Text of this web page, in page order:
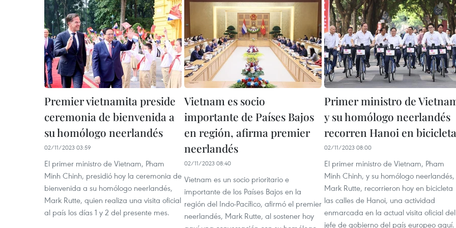
Premier vietnamita preside
ceremonia de bienvenida a
su homólogo neerlandés
02/11/2023 03:59
El primer ministro de Vietnam, Pham
Minh Chinh, presidió hoy la ceremonia de
bienvenida a su homólogo neerlandés,
Mark Rutte, quien realiza una visita oficial
al país los días 1 y 2 del presente mes.
Vietnam es socio
importante de Países Bajos
en región, afirma premier
neerlandés
02/11/2023 08:40
Vietnam es un socio prioritario e
importante de los Países Bajos en la
región del Indo-Pacífico, afirmó el premier
neerlandés, Mark Rutte, al sostener hoy
Primer ministro de
y su homólogo neerlandés
recorren Hanoi en bicicleta
02/11/2023 08:00
El primer ministro de Vietnam, Pham
Minh Chinh, y su homólogo neerlandés,
Mark Rutte, recorrieron hoy en bicicleta
las calles de Hanoi, una actividad
enmarcada en la actual visita oficial del
jefe de gobierno del país europeo aquí.